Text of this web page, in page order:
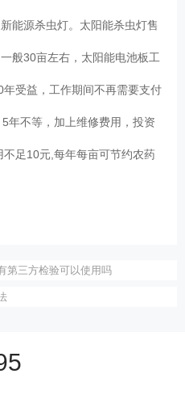
能源杀虫灯。太阳能杀虫灯售
般30亩左右，太阳能电池板工
受益，工作期间不再需要支付
年不等，加上维修费用，投资
足10元,每年每亩可节约农药
第三方检验可以使用吗